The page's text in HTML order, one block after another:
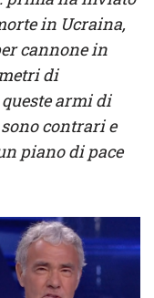
in Ucraina,
cannone in
di
armi di
contrari e
piano di pace